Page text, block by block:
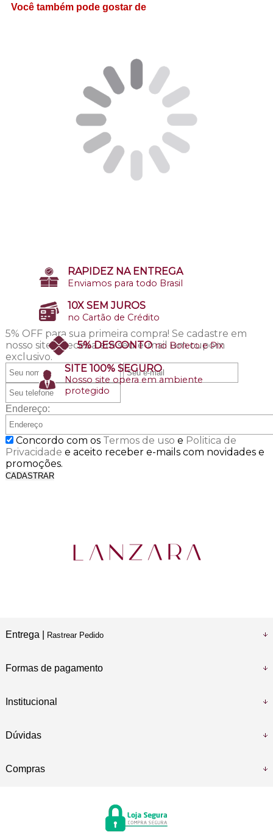
Você também pode gostar de
RAPIDEZ NA ENTREGA
Enviamos para todo Brasil
10X SEM JUROS
no Cartão de Crédito
5% DESCONTO no Boleto e Pix
SITE 100% SEGURO
Nosso site opera em ambiente
protegido
5% OFF para sua primeira compra! Se cadastre em
nosso site e receba em seu e-mail um cupom
exclusivo.
Endereço:
Concordo com os Termos de uso e Politica de
Privacidade e aceito receber e-mails com novidades e
promoções.
CADASTRAR
Entrega | Rastrear Pedido
Formas de pagamento
Institucional
Dúvidas
Compras